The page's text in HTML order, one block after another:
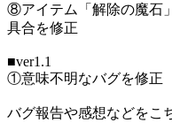
⑧アイテム「解除の魔石
具合を修正
■ver1.1
①意味不明なバグを修正
バグ報告や感想などをこ